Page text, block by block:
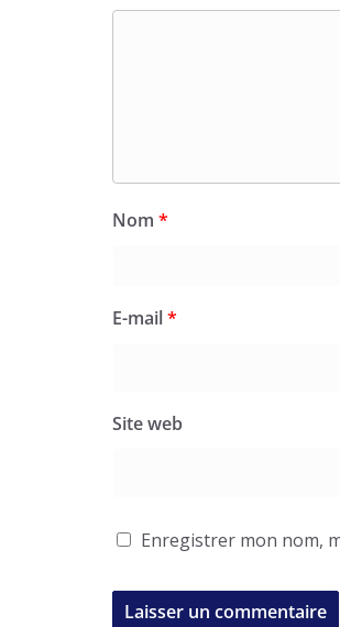
Nom *
E-mail*
Site web
Enregistrer mon nom,